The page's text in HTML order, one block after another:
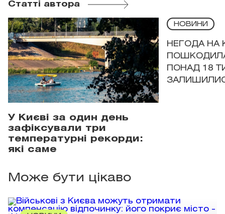
Статті автора
У Києві за один день
зафіксували три
температурні рекорди:
які саме
НОВИНИ
НЕГОДА НА
ПОНАД 18
Може бути цікаво